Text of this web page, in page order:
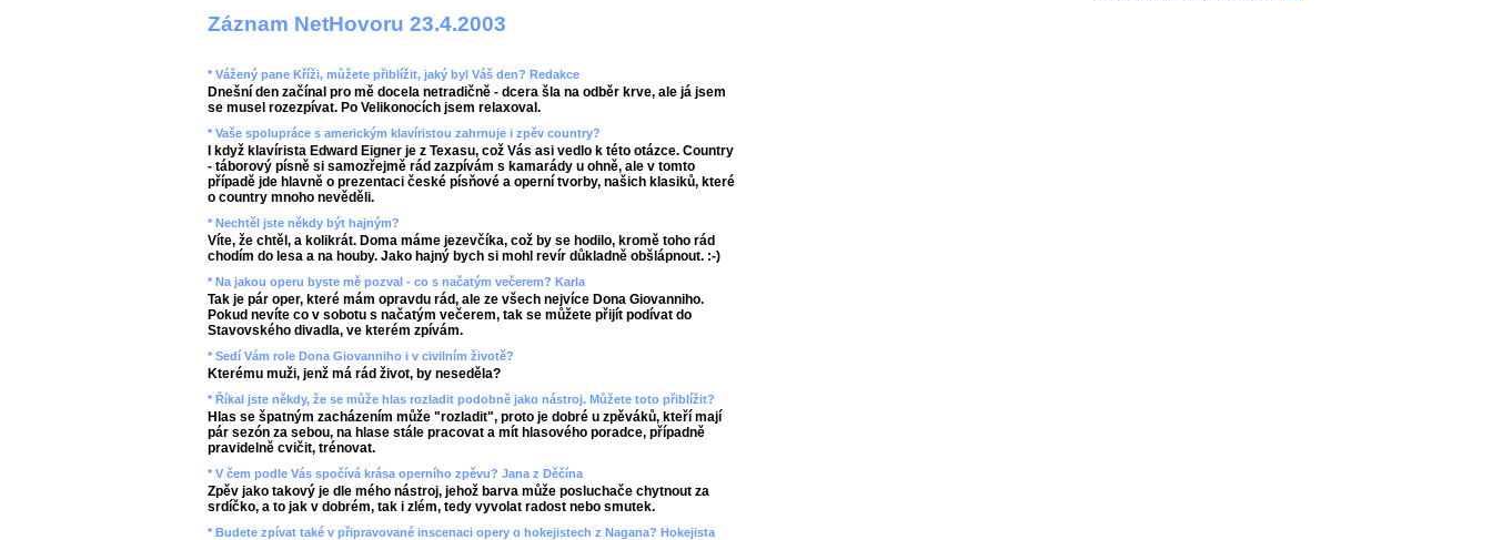
Záznam NetHovoru 23.4.2003
* Vážený pane Kříži, můžete přiblížit, jaký byl Váš den? Redakce
Dnešní den začínal pro mě docela netradičně - dcera šla na odběr krve, ale já jsem
se musel rozezpívat. Po Velikonocích jsem relaxoval.
* Vaše spolupráce s americkým klavíristou zahrnuje i zpěv country?
I když klavírista Edward Eigner je z Texasu, což Vás asi vedlo k této otázce. Country
- táborový písně si samozřejmě rád zazpívám s kamarády u ohně, ale v tomto
případě jde hlavně o prezentaci české písňové a operní tvorby, našich klasiků, které
o country mnoho nevěděli.
* Nechtěl jste někdy být hajným?
Víte, že chtěl, a kolikrát. Doma máme jezevčíka, což by se hodilo, kromě toho rád
chodím do lesa a na houby. Jako hajný bych si mohl revír důkladně obšlápnout. :-)
* Na jakou operu byste mě pozval - co s načatým večerem? Karla
Tak je pár oper, které mám opravdu rád, ale ze všech nejvíce Dona Giovanniho.
Pokud nevíte co v sobotu s načatým večerem, tak se můžete přijít podívat do
Stavovského divadla, ve kterém zpívám.
* Sedí Vám role Dona Giovanniho i v civilním životě?
Kterému muži, jenž má rád život, by neseděla?
* Říkal jste někdy, že se může hlas rozladit podobně jako nástroj. Můžete toto přiblížit?
Hlas se špatným zacházením může "rozladit", proto je dobré u zpěváků, kteří mají
pár sezón za sebou, na hlase stále pracovat a mít hlasového poradce, případně
pravidelně cvičit, trénovat.
* V čem podle Vás spočívá krása operního zpěvu? Jana z Děčína
Zpěv jako takový je dle mého nástroj, jehož barva může posluchače chytnout za
srdíčko, a to jak v dobrém, tak i zlém, tedy vyvolat radost nebo smutek.
* Budete zpívat také v připravované inscenaci opery o hokejistech z Nagana? Hokejista